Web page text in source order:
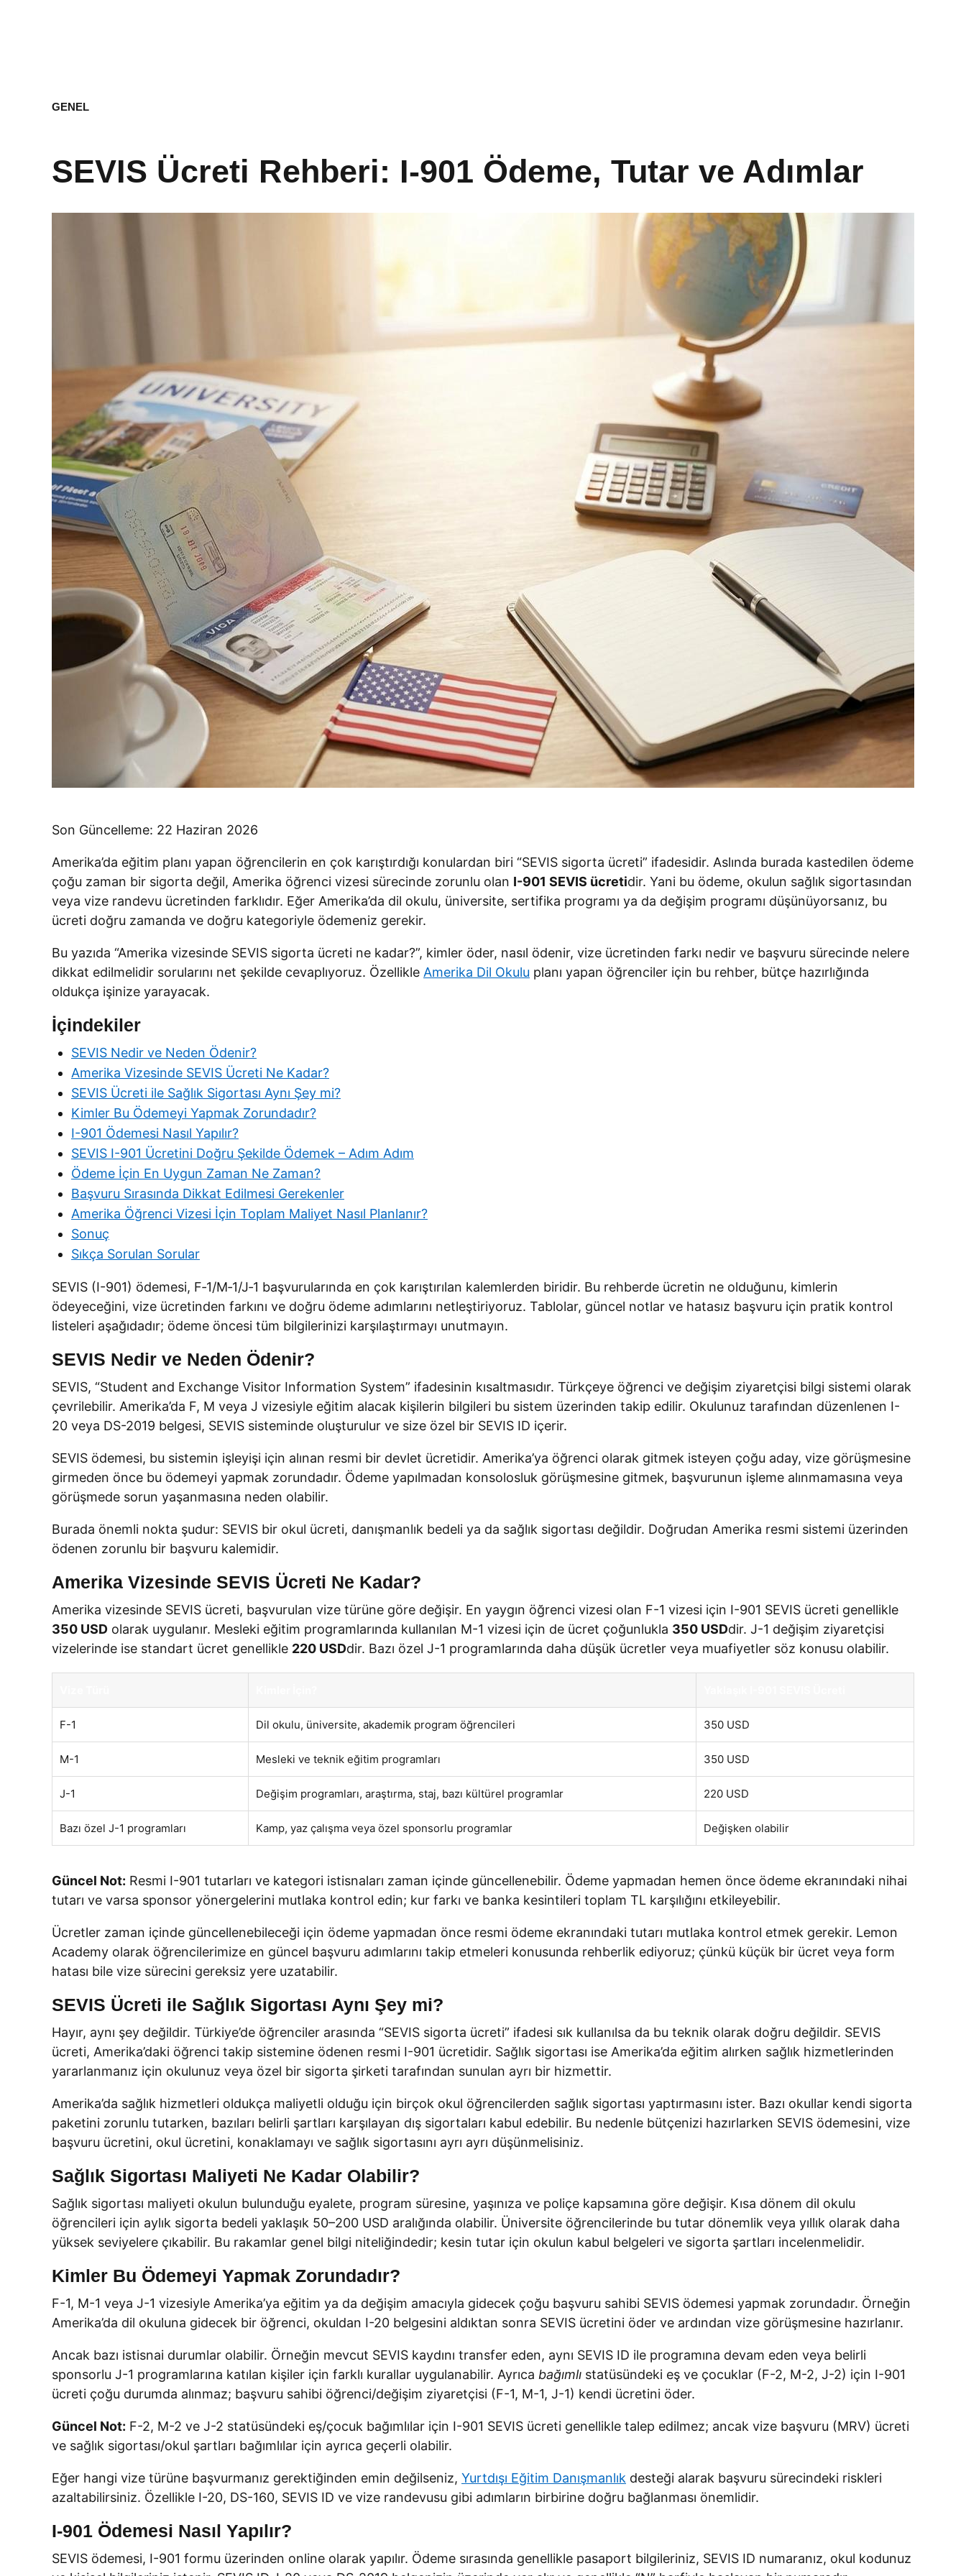
GENEL
SEVIS Ücreti Rehberi: I-901 Ödeme, Tutar ve Adımlar
Son Güncelleme: 22 Haziran 2026
Amerika’da eğitim planı yapan öğrencilerin en çok karıştırdığı konulardan biri “SEVIS sigorta ücreti” ifadesidir. Aslında burada kastedilen ödeme
çoğu zaman bir sigorta değil, Amerika öğrenci vizesi sürecinde zorunlu olan I-901 SEVIS ücretidir. Yani bu ödeme, okulun sağlık sigortasından
veya vize randevu ücretinden farklıdır. Eğer Amerika’da dil okulu, üniversite, sertifika programı ya da değişim programı düşünüyorsanız, bu
ücreti doğru zamanda ve doğru kategoriyle ödemeniz gerekir.
Bu yazıda “Amerika vizesinde SEVIS sigorta ücreti ne kadar?”, kimler öder, nasıl ödenir, vize ücretinden farkı nedir ve başvuru sürecinde nelere
dikkat edilmelidir sorularını net şekilde cevaplıyoruz. Özellikle Amerika Dil Okulu planı yapan öğrenciler için bu rehber, bütçe hazırlığında
oldukça işinize yarayacak.
İçindekiler
SEVIS Nedir ve Neden Ödenir?
Amerika Vizesinde SEVIS Ücreti Ne Kadar?
SEVIS Ücreti ile Sağlık Sigortası Aynı Şey mi?
Kimler Bu Ödemeyi Yapmak Zorundadır?
I-901 Ödemesi Nasıl Yapılır?
SEVIS I-901 Ücretini Doğru Şekilde Ödemek – Adım Adım
Ödeme İçin En Uygun Zaman Ne Zaman?
Başvuru Sırasında Dikkat Edilmesi Gerekenler
Amerika Öğrenci Vizesi İçin Toplam Maliyet Nasıl Planlanır?
Sonuç
Sıkça Sorulan Sorular
SEVIS (I-901) ödemesi, F‑1/M‑1/J‑1 başvurularında en çok karıştırılan kalemlerden biridir. Bu rehberde ücretin ne olduğunu, kimlerin
ödeyeceğini, vize ücretinden farkını ve doğru ödeme adımlarını netleştiriyoruz. Tablolar, güncel notlar ve hatasız başvuru için pratik kontrol
listeleri aşağıdadır; ödeme öncesi tüm bilgilerinizi karşılaştırmayı unutmayın.
SEVIS Nedir ve Neden Ödenir?
SEVIS, “Student and Exchange Visitor Information System” ifadesinin kısaltmasıdır. Türkçeye öğrenci ve değişim ziyaretçisi bilgi sistemi olarak
çevrilebilir. Amerika’da F, M veya J vizesiyle eğitim alacak kişilerin bilgileri bu sistem üzerinden takip edilir. Okulunuz tarafından düzenlenen I-
20 veya DS-2019 belgesi, SEVIS sisteminde oluşturulur ve size özel bir SEVIS ID içerir.
SEVIS ödemesi, bu sistemin işleyişi için alınan resmi bir devlet ücretidir. Amerika’ya öğrenci olarak gitmek isteyen çoğu aday, vize görüşmesine
girmeden önce bu ödemeyi yapmak zorundadır. Ödeme yapılmadan konsolosluk görüşmesine gitmek, başvurunun işleme alınmamasına veya
görüşmede sorun yaşanmasına neden olabilir.
Burada önemli nokta şudur: SEVIS bir okul ücreti, danışmanlık bedeli ya da sağlık sigortası değildir. Doğrudan Amerika resmi sistemi üzerinden
ödenen zorunlu bir başvuru kalemidir.
Amerika Vizesinde SEVIS Ücreti Ne Kadar?
Amerika vizesinde SEVIS ücreti, başvurulan vize türüne göre değişir. En yaygın öğrenci vizesi olan F-1 vizesi için I-901 SEVIS ücreti genellikle
350 USD olarak uygulanır. Mesleki eğitim programlarında kullanılan M-1 vizesi için de ücret çoğunlukla 350 USDdir. J-1 değişim ziyaretçisi
vizelerinde ise standart ücret genellikle 220 USDdir. Bazı özel J-1 programlarında daha düşük ücretler veya muafiyetler söz konusu olabilir.
F-1 Dil okulu, üniversite, akademik program öğrencileri 350 USD
M-1 Mesleki ve teknik eğitim programları 350 USD
J-1 Değişim programları, araştırma, staj, bazı kültürel programlar 220 USD
Bazı özel J-1 programları Kamp, yaz çalışma veya özel sponsorlu programlar Değişken olabilir
Güncel Not: Resmi I-901 tutarları ve kategori istisnaları zaman içinde güncellenebilir. Ödeme yapmadan hemen önce ödeme ekranındaki nihai
tutarı ve varsa sponsor yönergelerini mutlaka kontrol edin; kur farkı ve banka kesintileri toplam TL karşılığını etkileyebilir.
Ücretler zaman içinde güncellenebileceği için ödeme yapmadan önce resmi ödeme ekranındaki tutarı mutlaka kontrol etmek gerekir. Lemon
Academy olarak öğrencilerimize en güncel başvuru adımlarını takip etmeleri konusunda rehberlik ediyoruz; çünkü küçük bir ücret veya form
hatası bile vize sürecini gereksiz yere uzatabilir.
SEVIS Ücreti ile Sağlık Sigortası Aynı Şey mi?
Hayır, aynı şey değildir. Türkiye’de öğrenciler arasında “SEVIS sigorta ücreti” ifadesi sık kullanılsa da bu teknik olarak doğru değildir. SEVIS
ücreti, Amerika’daki öğrenci takip sistemine ödenen resmi I-901 ücretidir. Sağlık sigortası ise Amerika’da eğitim alırken sağlık hizmetlerinden
yararlanmanız için okulunuz veya özel bir sigorta şirketi tarafından sunulan ayrı bir hizmettir.
Amerika’da sağlık hizmetleri oldukça maliyetli olduğu için birçok okul öğrencilerden sağlık sigortası yaptırmasını ister. Bazı okullar kendi sigorta
paketini zorunlu tutarken, bazıları belirli şartları karşılayan dış sigortaları kabul edebilir. Bu nedenle bütçenizi hazırlarken SEVIS ödemesini, vize
başvuru ücretini, okul ücretini, konaklamayı ve sağlık sigortasını ayrı ayrı düşünmelisiniz.
Sağlık Sigortası Maliyeti Ne Kadar Olabilir?
Sağlık sigortası maliyeti okulun bulunduğu eyalete, program süresine, yaşınıza ve poliçe kapsamına göre değişir. Kısa dönem dil okulu
öğrencileri için aylık sigorta bedeli yaklaşık 50–200 USD aralığında olabilir. Üniversite öğrencilerinde bu tutar dönemlik veya yıllık olarak daha
yüksek seviyelere çıkabilir. Bu rakamlar genel bilgi niteliğindedir; kesin tutar için okulun kabul belgeleri ve sigorta şartları incelenmelidir.
Kimler Bu Ödemeyi Yapmak Zorundadır?
F-1, M-1 veya J-1 vizesiyle Amerika’ya eğitim ya da değişim amacıyla gidecek çoğu başvuru sahibi SEVIS ödemesi yapmak zorundadır. Örneğin
Amerika’da dil okuluna gidecek bir öğrenci, okuldan I-20 belgesini aldıktan sonra SEVIS ücretini öder ve ardından vize görüşmesine hazırlanır.
Ancak bazı istisnai durumlar olabilir. Örneğin mevcut SEVIS kaydını transfer eden, aynı SEVIS ID ile programına devam eden veya belirli
sponsorlu J-1 programlarına katılan kişiler için farklı kurallar uygulanabilir. Ayrıca bağımlı statüsündeki eş ve çocuklar (F-2, M-2, J-2) için I-901
ücreti çoğu durumda alınmaz; başvuru sahibi öğrenci/değişim ziyaretçisi (F-1, M-1, J-1) kendi ücretini öder.
Güncel Not: F-2, M-2 ve J-2 statüsündeki eş/çocuk bağımlılar için I-901 SEVIS ücreti genellikle talep edilmez; ancak vize başvuru (MRV) ücreti
ve sağlık sigortası/okul şartları bağımlılar için ayrıca geçerli olabilir.
Eğer hangi vize türüne başvurmanız gerektiğinden emin değilseniz, Yurtdışı Eğitim Danışmanlık desteği alarak başvuru sürecindeki riskleri
azaltabilirsiniz. Özellikle I-20, DS-160, SEVIS ID ve vize randevusu gibi adımların birbirine doğru bağlanması önemlidir.
I-901 Ödemesi Nasıl Yapılır?
SEVIS ödemesi, I-901 formu üzerinden online olarak yapılır. Ödeme sırasında genellikle pasaport bilgileriniz, SEVIS ID numaranız, okul kodunuz